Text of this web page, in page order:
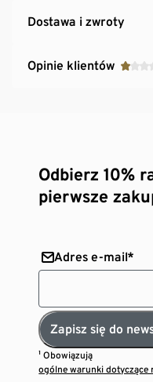
Dostawa i zwroty
Opinie klientów
Odbierz 10%
pierwsze
Adres e-mail*
Zapisz się do
¹ Obowiązują
ogólne warunki dotyczące